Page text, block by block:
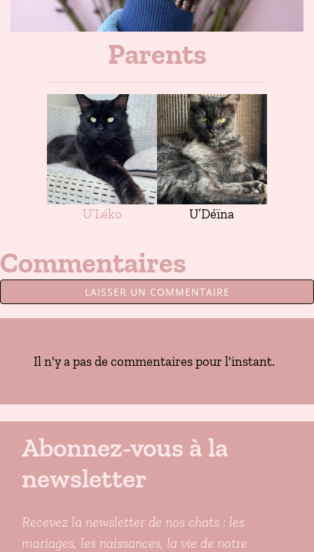
Parents
U’Léko U’Déïna
Commentaires
LAISSER UN COMMENTAIRE
Il n'y a pas de commentaires pour l'instant.
Abonnez-vous à la
newsletter
Recevez la newsletter de nos chats : les
mariages, les naissances, la vie de notre